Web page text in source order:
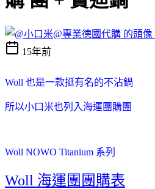
15年前
Woll 也是一款挺有名的不沾鍋
所以小口米也列入海運團購團
Woll NOWO Titanium 系列
Woll 海運團團購表